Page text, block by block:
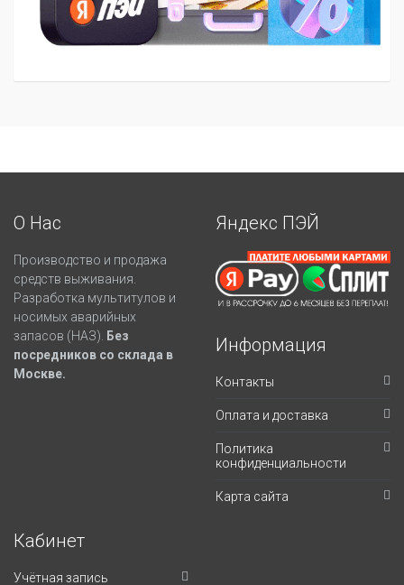
О Нас
Производство и продажа
средств выживания.
Разработка мультитулов и
носимых аварийных
запасов (НАЗ).
Без
посредников со склада в
Москве.
Яндекс ПЭЙ
Информация
Контакты
Оплата и доставка
Политика
конфиденциальности
Карта сайта
Кабинет
Учётная запись